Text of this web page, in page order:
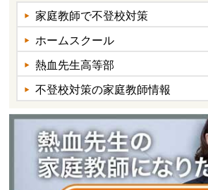
家庭教師で不登校対策
ホームスクール
熱血先生高等部
不登校対策の家庭教師情報